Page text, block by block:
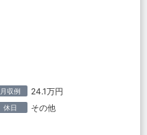
月収例 24.1万円
休日 その他